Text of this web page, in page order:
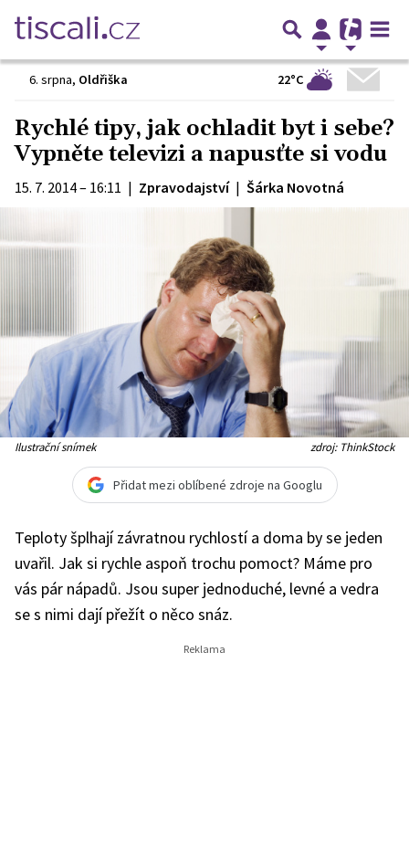
6. srpna, Oldřiška 22°C
Rychlé tipy, jak ochladit byt i sebe?
Vypněte televizi a napusťte si vodu
15. 7. 2014 – 16:11 | Zpravodajství | Šárka Novotná
Ilustrační snímek zdroj: ThinkStock
Přidat mezi oblíbené zdroje na Googlu
Teploty šplhají závratnou rychlostí a doma by se jeden
uvařil. Jak si rychle aspoň trochu pomoct? Máme pro
vás pár nápadů. Jsou super jednoduché, levné a vedra
se s nimi dají přežít o něco snáz.